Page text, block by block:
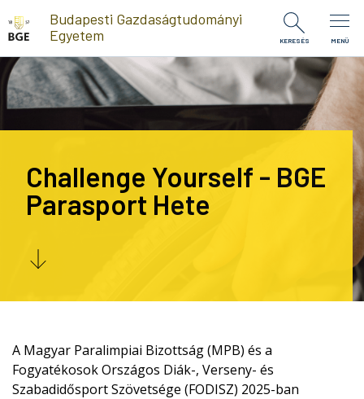
Ugrás a tartalomra
Budapesti Gazdaságtudományi
Egyetem
KERESÉS MENÜ
Challenge Yourself - BGE
Parasport Hete
A Magyar Paralimpiai Bizottság (MPB) és a
Fogyatékosok Országos Diák-, Verseny- és
Szabadidősport Szövetsége (FODISZ) 2025-ban